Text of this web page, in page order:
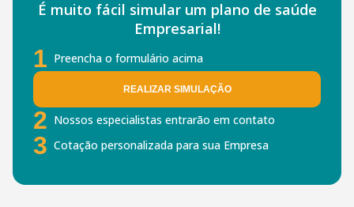
É muito fácil simular um plano de saúde
Empresarial!
1 Preencha o formulário acima
REALIZAR SIMULAÇÃO
2 Nossos especialistas entrarão em contato
3 Cotação personalizada para sua Empresa